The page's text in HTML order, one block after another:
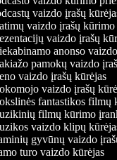
vaizdo įrašų kūrėjas
vaizdo įrašų kūrimo
vaizdo įrašų
anonso
pamokų vaizdo
vaizdo įrašų kūrėjas
vaizdo įrašų
fantastikos filmų
filmų kūrimo
vaizdo klipų kūrėjas
gyvūnų vaizdo
turo vaizdo kūrėjas